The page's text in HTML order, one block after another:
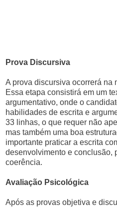
Prova Discursiva
A prova discursiva ocorrerá na
Essa etapa consistirá em um
argumentativo, onde o
habilidades de escrita e
33 linhas, o que requer não
mas também uma boa
importante praticar a escrita
desenvolvimento e conclusão,
coerência.
Avaliação Psicológica
Após as provas objetiva e